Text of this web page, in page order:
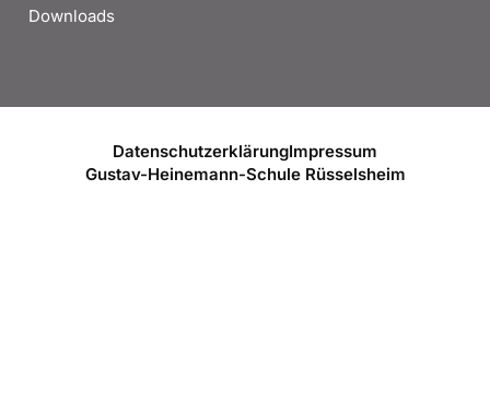
Downloads
DatenschutzerklärungImpressum
Gustav-Heinemann-Schule Rüsselsheim